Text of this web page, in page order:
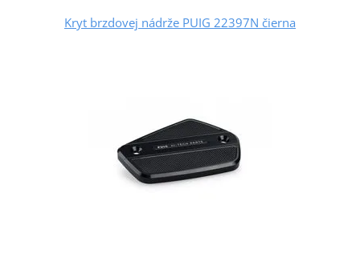
Kryt brzdovej nádrže PUIG 22397N čierna